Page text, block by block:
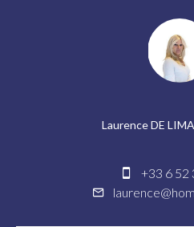
Laurence DE LIMA
+33 6 52